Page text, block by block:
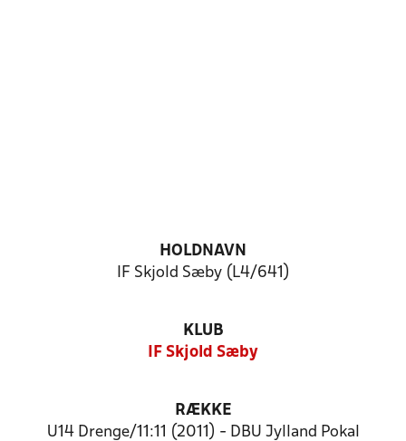
HOLDNAVN
IF Skjold Sæby (L4/641)
KLUB
IF Skjold Sæby
RÆKKE
U14 Drenge/11:11 (2011) - DBU Jylland Pokal